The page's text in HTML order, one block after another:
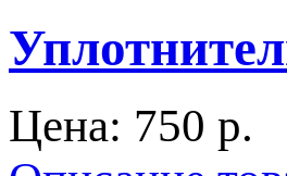
Цена: 750 p.